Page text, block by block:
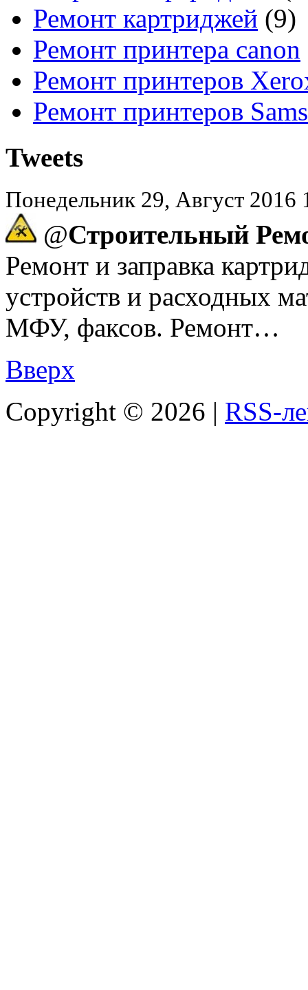
Ремонт картриджей (9)
Ремонт принтера canon
Ремонт принтеров
Ремонт принтеров
Tweets
Понедельник 29, Август
@Строительный
Ремонт и заправка
устройств и расходных
МФУ, факсов. Ремонт…
Вверх
Copyright © 2026 | RSS-